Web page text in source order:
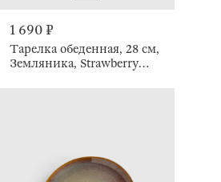
1 690 ₽
Тарелка обеденная, 28 см,
Земляника, Strawberry